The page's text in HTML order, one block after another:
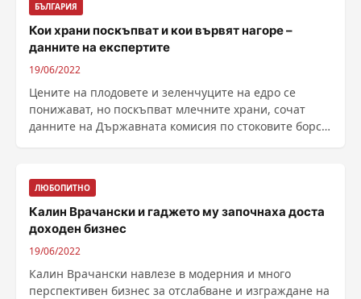
БЪЛГАРИЯ
Кои храни поскъпват и кои вървят нагоре –
данните на експертите
19/06/2022
Цените на плодовете и зеленчуците на едро се
понижават, но поскъпват млечните храни, сочат
данните на Държавната комисия по стоковите борси
ЛЮБОПИТНО
Калин Врачански и гаджето му започнаха доста
доходен бизнес
19/06/2022
Калин Врачански навлезе в модерния и много
перспективен бизнес за отслабване и изграждане на